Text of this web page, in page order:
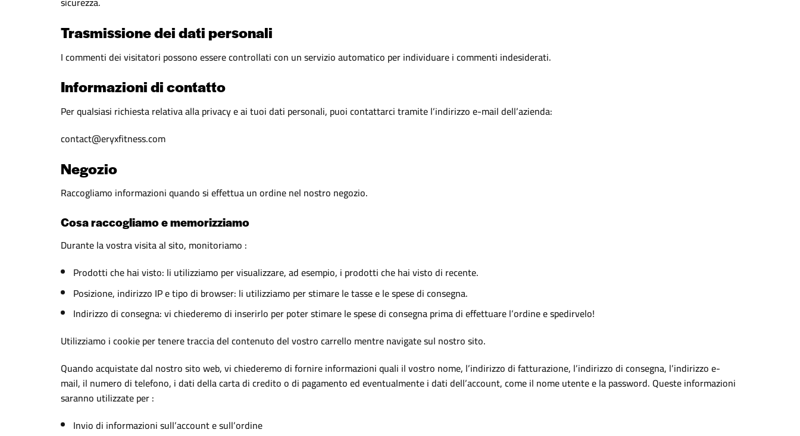
Trasmissione dei dati personali
I commenti dei visitatori possono essere controllati con un servizio automatico per individuare i commenti indesiderati.
Informazioni di contatto
Per qualsiasi richiesta relativa alla privacy e ai tuoi dati personali, puoi contattarci tramite l’indirizzo e-mail dell’azienda:
contact@eryxfitness.com
Negozio
Raccogliamo informazioni quando si effettua un ordine nel nostro negozio.
Cosa raccogliamo e memorizziamo
Durante la vostra visita al sito, monitoriamo :
Prodotti che hai visto: li utilizziamo per visualizzare, ad esempio, i prodotti che hai visto di recente.
Posizione, indirizzo IP e tipo di browser: li utilizziamo per stimare le tasse e le spese di consegna.
Indirizzo di consegna: vi chiederemo di inserirlo per poter stimare le spese di consegna prima di effettuare l’ordine e spedirvelo!
Utilizziamo i cookie per tenere traccia del contenuto del vostro carrello mentre navigate sul nostro sito.
Quando acquistate dal nostro sito web, vi chiederemo di fornire informazioni quali il vostro nome, l’indirizzo di fatturazione, l’indirizzo di consegna, l’indirizzo e-
mail, il numero di telefono, i dati della carta di credito o di pagamento ed eventualmente i dati dell’account, come il nome utente e la password. Queste informazioni
saranno utilizzate per :
Invio di informazioni sull’account e sull’ordine